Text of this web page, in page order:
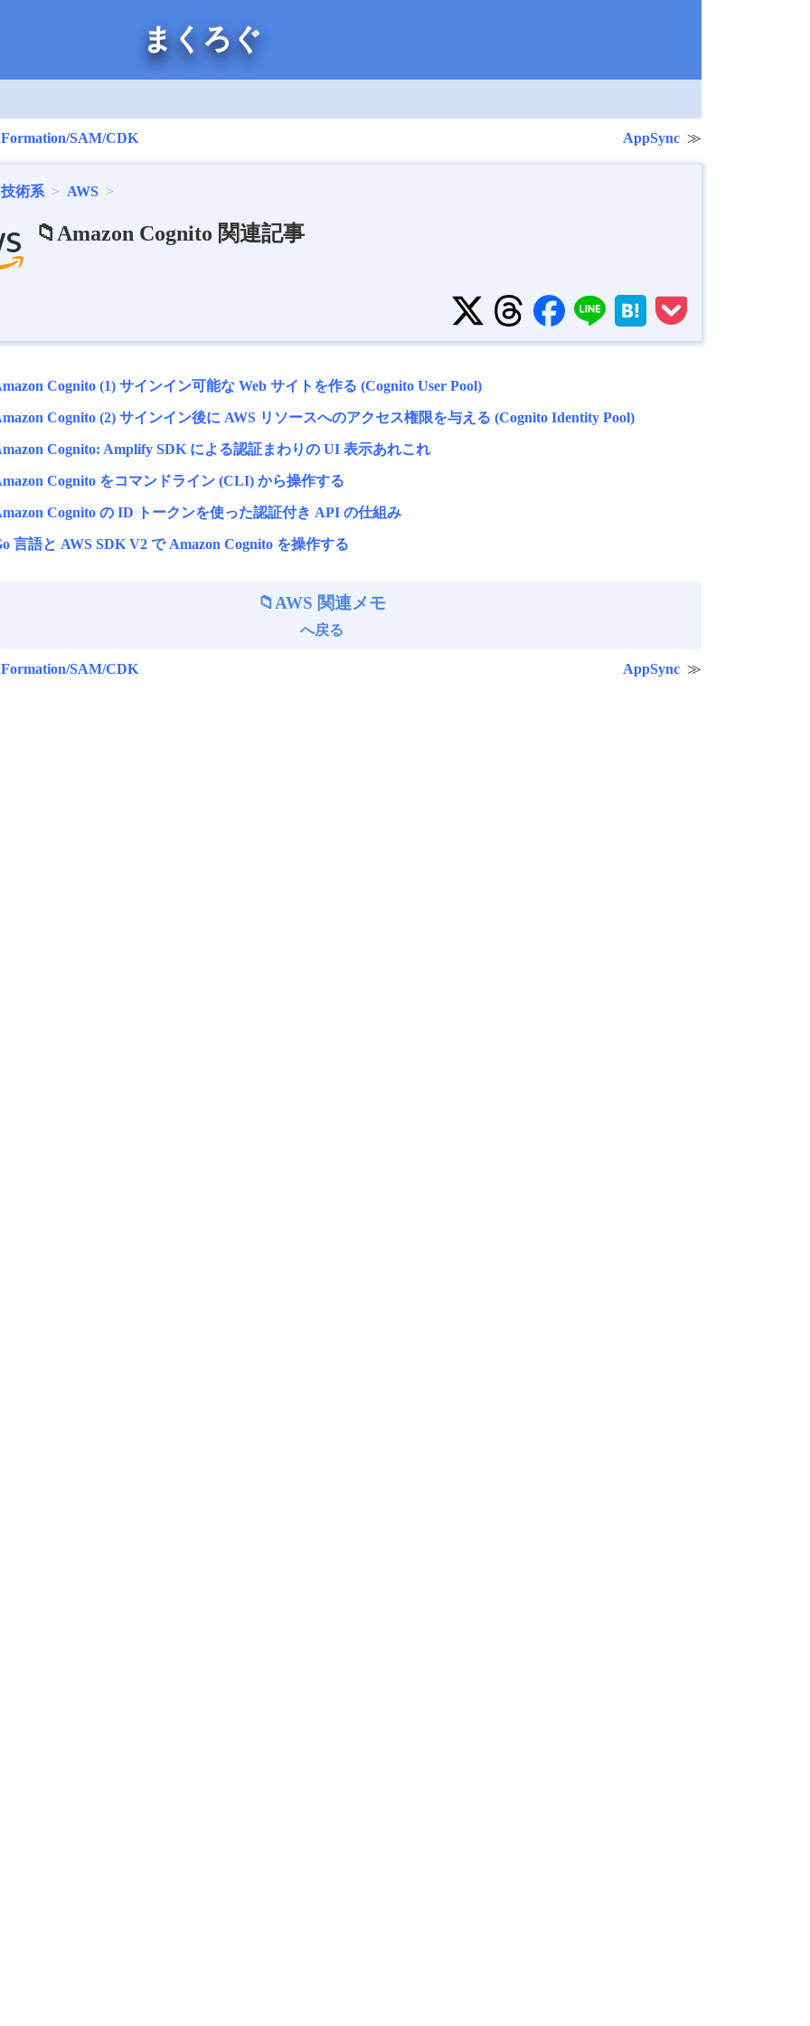
まくろぐ
SAM/CDK AppSync
技術系 AWS
📁Amazon Cognito 関連記事
Cognito (1) サインイン可能な Web サイトを作る (Cognito User Pool)
Cognito (2) サインイン後に AWS リソースへのアクセス権限を与える (Cognito Identity Pool)
Cognito: Amplify SDK による認証まわりの UI 表示あれこれ
Cognito をコマンドライン (CLI) から操作する
Cognito の ID トークンを使った認証付き API の仕組み
言語と AWS SDK V2 で Amazon Cognito を操作する
AWS 関連メモ
へ戻る
SAM/CDK AppSync